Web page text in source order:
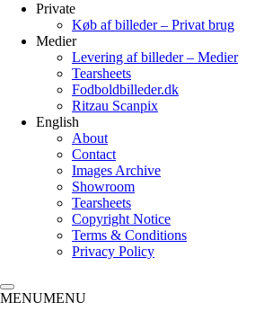
Private
Køb af billeder – Privat brug
Medier
Levering af billeder – Medier
Tearsheets
Fodboldbilleder.dk
Ritzau Scanpix
English
About
Contact
Images Archive
Showroom
Tearsheets
Copyright Notice
Terms & Conditions
Privacy Policy
MENUMENU